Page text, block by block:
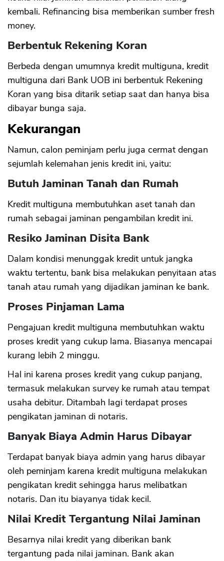
kembali. Refinancing bisa memberikan sumber fresh
money.
Berbentuk Rekening Koran
Berbeda dengan umumnya kredit multiguna, kredit
multiguna dari Bank UOB ini berbentuk Rekening
Koran yang bisa ditarik setiap saat dan hanya bisa
dibayar bunga saja.
Kekurangan
Namun, calon peminjam perlu juga cermat dengan
sejumlah kelemahan jenis kredit ini, yaitu:
Butuh Jaminan Tanah dan Rumah
Kredit multiguna membutuhkan aset tanah dan
rumah sebagai jaminan pengambilan kredit ini.
Resiko Jaminan Disita Bank
Dalam kondisi menunggak kredit untuk jangka
waktu tertentu, bank bisa melakukan penyitaan atas
tanah atau rumah yang dijadikan jaminan ke bank.
Proses Pinjaman Lama
Pengajuan kredit multiguna membutuhkan waktu
proses kredit yang cukup lama. Biasanya mencapai
kurang lebih 2 minggu.
Hal ini karena proses kredit yang cukup panjang,
termasuk melakukan survey ke rumah atau tempat
usaha debitur. Ditambah lagi terdapat proses
pengikatan jaminan di notaris.
Banyak Biaya Admin Harus Dibayar
Terdapat banyak biaya admin yang harus dibayar
oleh peminjam karena kredit multiguna melakukan
pengikatan kredit sehingga harus melibatkan
notaris. Dan itu biayanya tidak kecil.
Nilai Kredit Tergantung Nilai Jaminan
Besarnya nilai kredit yang diberikan bank
tergantung pada nilai jaminan. Bank akan